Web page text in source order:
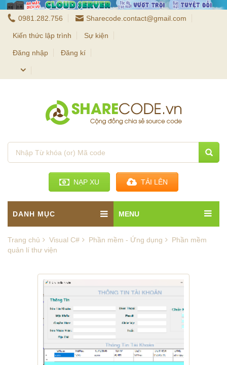
0981.282.756 Sharecode.contact@gmail.com
Kiến thức lập trình Sự kiện
Đăng nhập Đăng kí
NẠP XU TẢI LÊN
DANH MỤC MENU
Trang chủ Visual C# Phần mềm - Ứng dụng
Phần mềm
quản lí thư viện